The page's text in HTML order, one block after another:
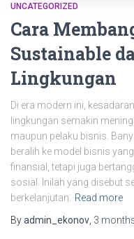
UNCATEGORIZED
Cara
Sustainable
Lingkungan
Di era modern ini,
lingkungan semakin
maupun pelaku bisnis.
beralih ke model bisnis
finansial, tetapi juga
sosial. Inilah yang disebut
berkelanjutan.
Read more
Byadmin_ekonov 3